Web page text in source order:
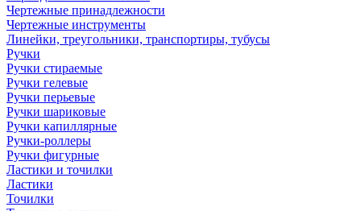
Чертежные принадлежности
Чертежные инструменты
Линейки, треугольники, транспортиры, тубусы
Ручки
Ручки стираемые
Ручки гелевые
Ручки перьевые
Ручки шариковые
Ручки капиллярные
Ручки-роллеры
Ручки фигурные
Ластики и точилки
Ластики
Точилки